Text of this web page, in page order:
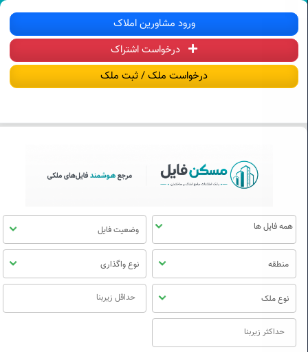
مسکن فایل | خرید، فروش، رهن و اجاره
ورود مشاورین املاک
درخواست اشتراک
درخواست ملک / ثبت ملک
مسکن
فایل
وضعیت فایل
منطقه نوع واگذاری
نوع ملک